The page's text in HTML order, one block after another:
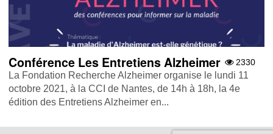
2330
Conférence Les Entretiens Alzheimer
La Fondation Recherche Alzheimer organise le lundi 11
octobre 2021, à la CCI de Nantes, de 14h à 18h, la 4e
édition des Entretiens Alzheimer en...